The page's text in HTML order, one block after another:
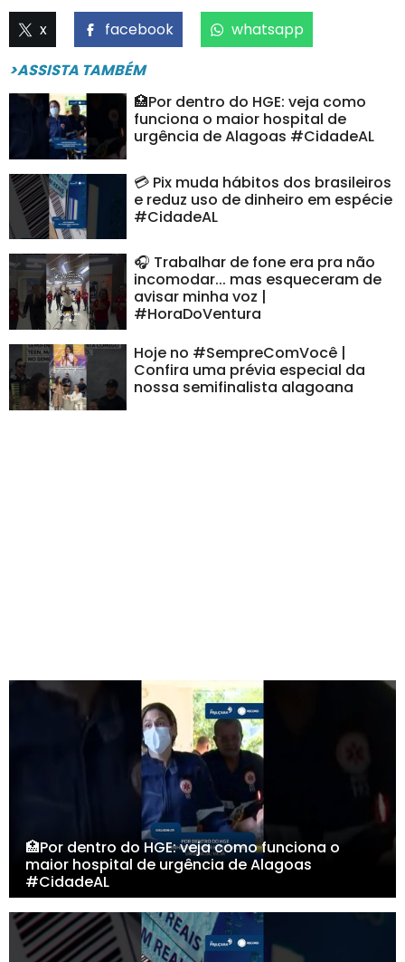
x facebook
whatsapp
>ASSISTA TAMBÉM
🏥Por dentro do HGE: veja como
funciona o maior hospital de
urgência de Alagoas #CidadeAL
💳 Pix muda hábitos dos brasileiros
e reduz uso de dinheiro em espécie
#CidadeAL
🎧 Trabalhar de fone era pra não
incomodar... mas esqueceram de
avisar minha voz |
#HoraDoVentura
Hoje no #SempreComVocê |
Confira uma prévia especial da
nossa semifinalista alagoana
🏥Por dentro do HGE: veja como funciona o
maior hospital de urgência de Alagoas
#CidadeAL